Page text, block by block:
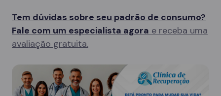
Tem dúvidas sobre seu padrão de consumo?
Fale com um especialista agora e receba uma
avaliação gratuita.